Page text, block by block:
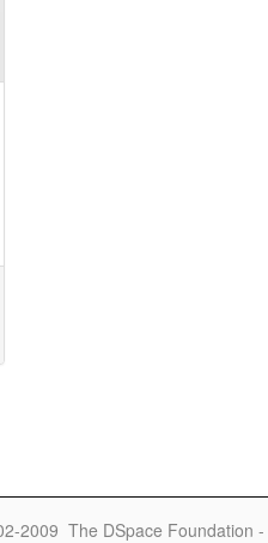
2009 The DSpace Foundation -